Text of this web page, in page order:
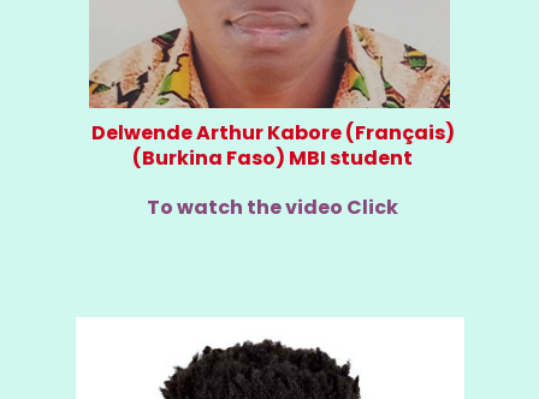
Delwende Arthur Kabore (Français)
(Burkina Faso) MBI student
To watch the video Click